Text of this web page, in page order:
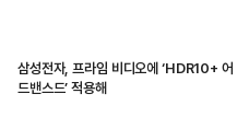
삼성전자, 프라임 비디오에 ‘HDR10+ 어
드밴스드’ 적용해